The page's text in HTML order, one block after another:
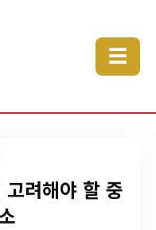
☰
려해야 할 중